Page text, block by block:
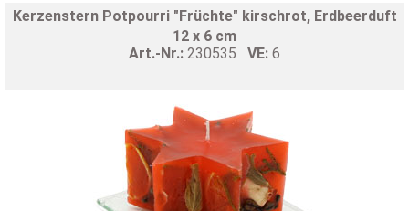
Kerzenstern Potpourri "Früchte" kirschrot, Erdbeerduft
12 x 6 cm
Art.-Nr.: 230535 VE: 6